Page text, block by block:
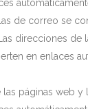
de correo se
direcciones de
en enlaces
las páginas web